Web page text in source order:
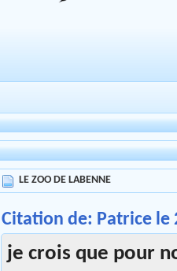
LE ZOO DE LABENNE
Citation de: Patrice le
je crois que pour